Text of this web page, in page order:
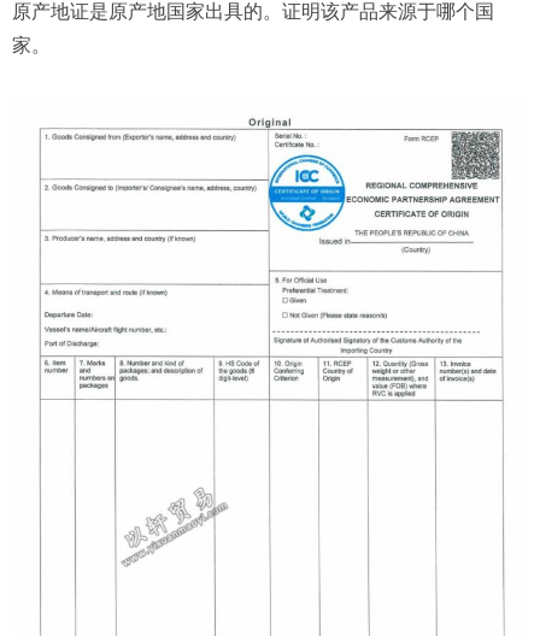
原产地证是原产地国家出具的。证明该产品来源于哪个国
家。